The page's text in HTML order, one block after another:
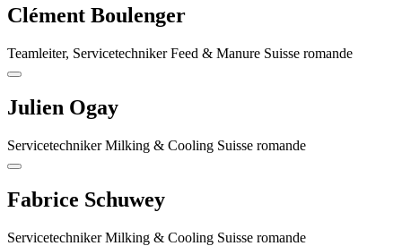
Clément Boulenger
Teamleiter, Servicetechniker Feed & Manure Suisse romande
Julien Ogay
Servicetechniker Milking & Cooling Suisse romande
Fabrice Schuwey
Servicetechniker Milking & Cooling Suisse romande